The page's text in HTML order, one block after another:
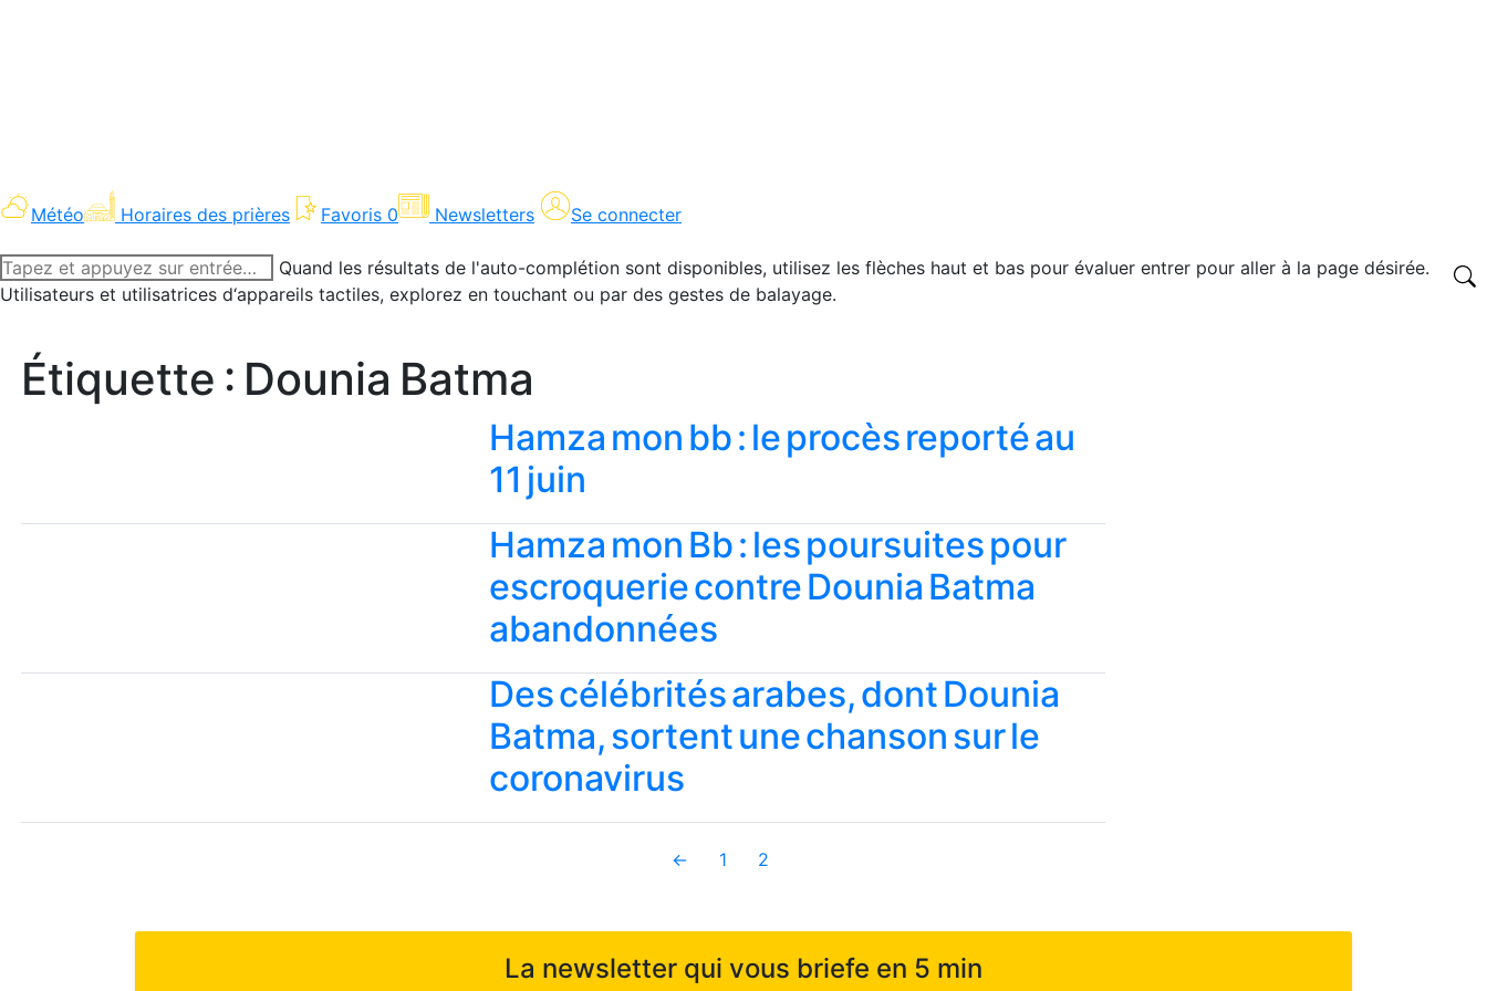
Météo Horaires des prières Favoris 0 Newsletters Se connecter
Recherche
:
Quand les résultats de l'auto-complétion sont disponibles, utilisez les flèches haut et bas pour évaluer entrer pour aller à la page désirée.
Utilisateurs et utilisatrices d‘appareils tactiles, explorez en touchant ou par des gestes de balayage.
Étiquette : Dounia Batma
Hamza mon bb : le procès reporté au
11 juin
Hamza mon Bb : les poursuites pour
escroquerie contre Dounia Batma
abandonnées
Des célébrités arabes, dont Dounia
Batma, sortent une chanson sur le
coronavirus
← 1 2
La newsletter qui vous briefe en 5 min